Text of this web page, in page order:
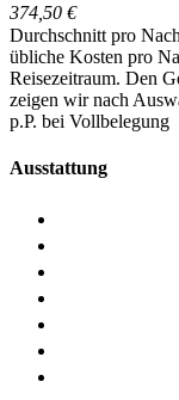
374,50 €
Durchschnitt pro
übliche Kosten pro
Reisezeitraum. Den
zeigen wir nach
p.P. bei Vollbelegung
Ausstattung